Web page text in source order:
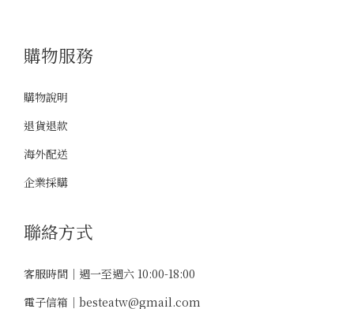
購物服務
購物說明
退貨退款
海外配送
企業採購
聯絡方式
客服時間｜週一至週六 10:00-18:00
電子信箱｜ besteatw@gmail.com